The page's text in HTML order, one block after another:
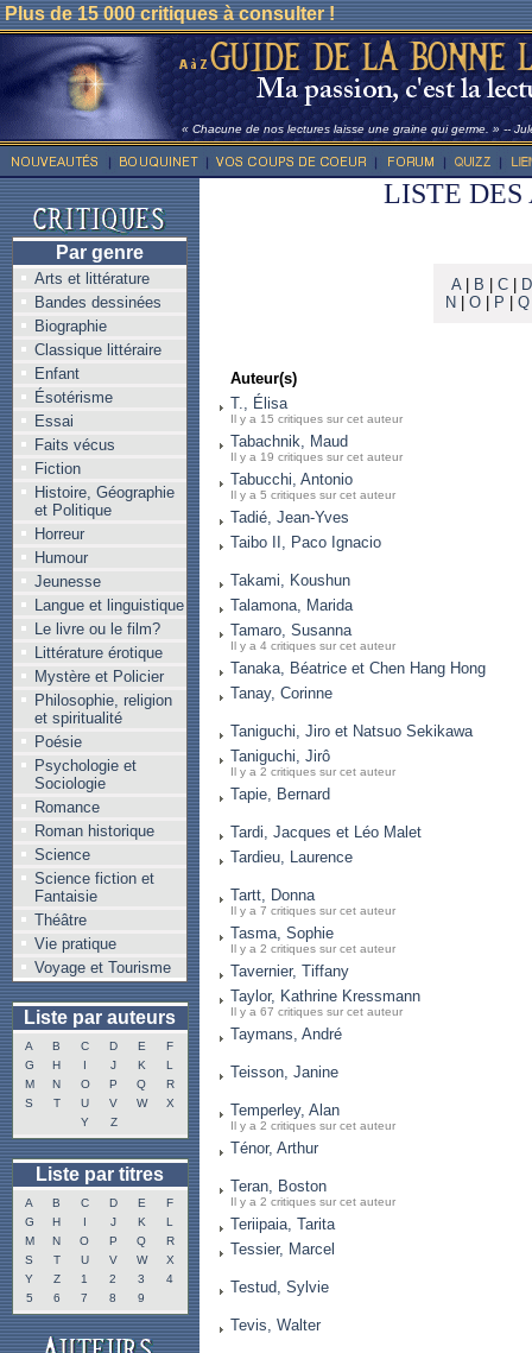
Plus de 15 000 critiques à consulter !
« Chacune de nos lectures laisse une graine qui germe. » --
Par genre
Arts et littérature
Bandes dessinées
Biographie
Classique littéraire
Enfant
Ésotérisme
Essai
Faits vécus
Fiction
Histoire, Géographie
et Politique
Horreur
Humour
Jeunesse
Langue et linguistique
Le livre ou le film?
Littérature érotique
Mystère et Policier
Philosophie, religion
et spiritualité
Poésie
Psychologie et
Sociologie
Romance
Roman historique
Science
Science fiction et
Fantaisie
Théâtre
Vie pratique
Voyage et Tourisme
Liste par auteurs
A B C D E
F
G
H I J K
L
M
N O P Q
R
S
T U V W
X
Y
Z
Liste par titres
A B C D E
F
G
H I J K
L
M
N O P Q
R
S
T U V W
X
Y
Z 1 2 3
4
5
6 7 8 9
LISTE DES
A| B C
D
N
O| P Q
Auteur(s)
T., Élisa
Il y a 15 critiques sur cet auteur
Tabachnik, Maud
Il y a 19 critiques sur cet auteur
Tabucchi, Antonio
Il y a 5 critiques sur cet auteur
Tadié, Jean-Yves
Taibo II, Paco Ignacio
Takami, Koushun
Talamona, Marida
Tamaro, Susanna
Il y a 4 critiques sur cet auteur
Tanaka, Béatrice et Chen Hang Hong
Tanay, Corinne
Taniguchi, Jiro et Natsuo Sekikawa
Taniguchi, Jirô
Il y a 2 critiques sur cet auteur
Tapie, Bernard
Tardi, Jacques et Léo Malet
Tardieu, Laurence
Tartt, Donna
Il y a 7 critiques sur cet auteur
Tasma, Sophie
Il y a 2 critiques sur cet auteur
Tavernier, Tiffany
Taylor, Kathrine Kressmann
Il y a 67 critiques sur cet auteur
Taymans, André
Teisson, Janine
Temperley, Alan
Il y a 2 critiques sur cet auteur
Ténor, Arthur
Teran, Boston
Il y a 2 critiques sur cet auteur
Teriipaia, Tarita
Tessier, Marcel
Testud, Sylvie
Tevis, Walter